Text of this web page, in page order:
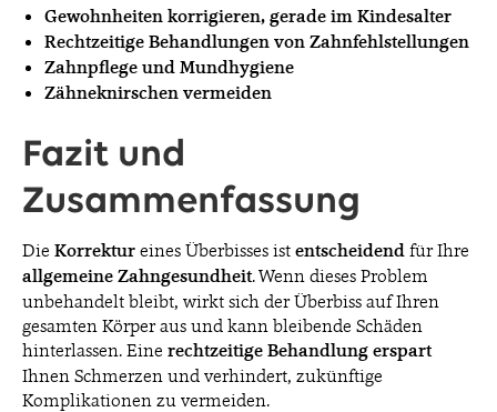
Gewohnheiten korrigieren, gerade im Kindesalter
Rechtzeitige Behandlungen von Zahnfehlstellungen
Zahnpflege und Mundhygiene
Zähneknirschen vermeiden
Fazit und
Zusammenfassung
Die Korrektur eines Überbisses ist entscheidend für Ihre
allgemeine Zahngesundheit. Wenn dieses Problem
unbehandelt bleibt, wirkt sich der Überbiss auf Ihren
gesamten Körper aus und kann bleibende Schäden
hinterlassen. Eine rechtzeitige Behandlungerspart
Ihnen Schmerzen und verhindert, zukünftige
Komplikationen zu vermeiden.